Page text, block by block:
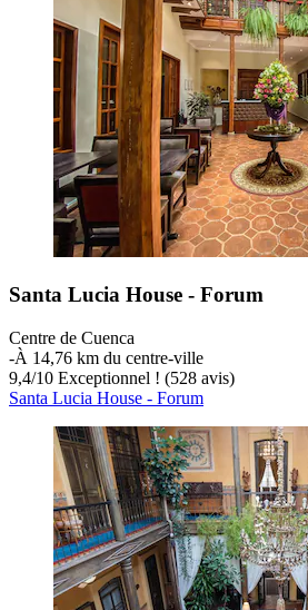
Santa Lucia House - Forum
Centre de Cuenca
‐À 14,76 km du centre-ville
9,4/10 Exceptionnel ! (528 avis)
Santa Lucia House - Forum